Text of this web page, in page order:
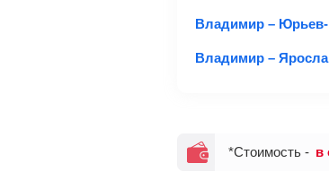
Владимир –
Владимир –
*Стоимость - в